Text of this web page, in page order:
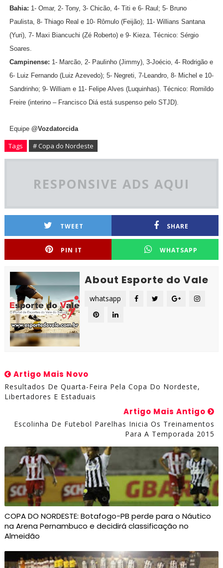
Bahia: 1- Omar, 2- Tony, 3- Chicão, 4- Titi e 6- Raul; 5- Bruno
Paulista, 8- Thiago Real e 10- Rômulo (Feijão); 11- Willians Santana
(Yuri), 7- Maxi Biancuchi (Zé Roberto) e 9- Kieza. Técnico: Sérgio
Soares.
Campinense: 1- Marcão, 2- Paulinho (Jimmy), 3-Joécio, 4- Rodrigão e
6- Luiz Fernando (Luiz Azevedo); 5- Negreti, 7-Leandro, 8- Michel e 10-
Sandrinho; 9- William e 11- Felipe Alves (Luquinhas). Técnico: Romildo
Freire (interino – Francisco Diá está suspenso pelo STJD).
Equipe @Vozdatorcida
Tags # Copa do Nordeste
RESPONSIVE ADS AQUI
TWEET SHARE
PIN IT WHATSAPP
About Esporte do Vale
whatsapp
Artigo Mais Novo
Resultados De Quarta-Feira Pela Copa Do Nordeste,
Libertadores E Estaduais
Artigo Mais Antigo
Escolinha De Futebol Parelhas Inicia Os Treinamentos
Para A Temporada 2015
COPA DO NORDESTE: Botafogo-PB perde para o Náutico
na Arena Pernambuco e decidirá classificação no
Almeidão